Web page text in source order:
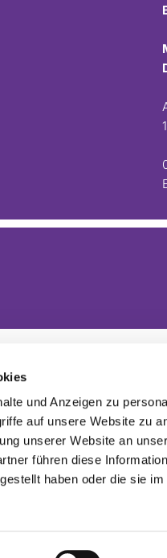
und Anzeigen zu
auf unsere Website zu
unserer Website an
führen diese
haben oder die sie
Webmaster: